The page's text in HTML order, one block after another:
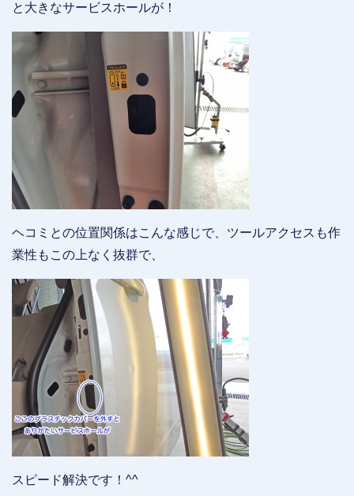
と大きなサービスホールが！
ヘコミとの位置関係はこんな感じで、ツールアクセスも作
業性もこの上なく抜群で、
スピード解決です！^^